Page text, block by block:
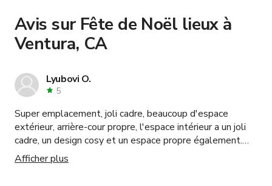
Learn more about booking locations
Avis sur Fête de Noël lieux à
Ventura, CA
Lyubovi O.
5
Super emplacement, joli cadre, beaucoup d'espace
extérieur, arrière-cour propre, l'espace intérieur a un joli
cadre, un design cosy et un espace propre également.
Nathaniel est un excellent hôte, il a fourni tout le
matériel supplémentaire dont nous avions besoin, il était
Afficher plus